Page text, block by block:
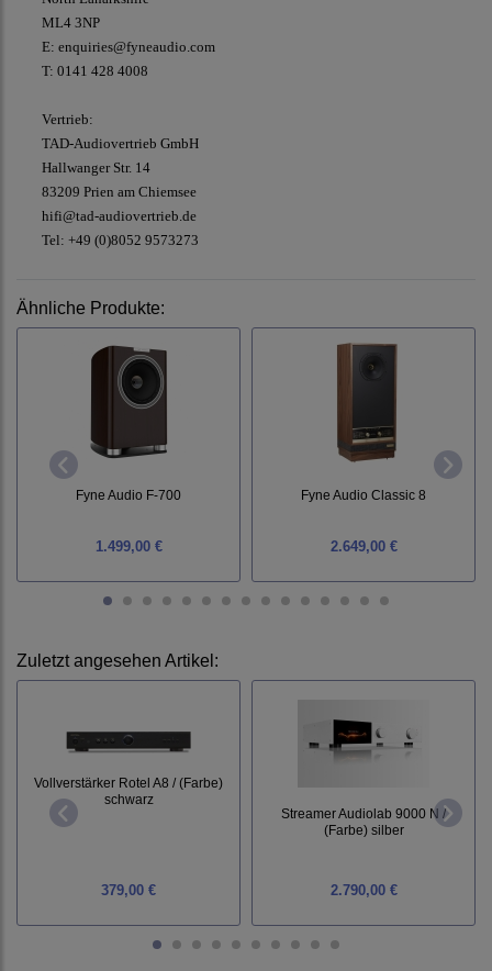
ML4 3NP
E: enquiries@fyneaudio.com
T: 0141 428 4008
Vertrieb:
TAD-Audiovertrieb GmbH
Hallwanger Str. 14
83209 Prien am Chiemsee
hifi@tad-audiovertrieb.de
Tel: +49 (0)8052 9573273
Ähnliche Produkte:
Fyne Audio F-700
1.499,00 €
Fyne Audio Classic 8
2.649,00 €
Zuletzt angesehen Artikel:
Vollverstärker Rotel A8 / (Farbe)
schwarz
379,00 €
Streamer Audiolab 9000 N /
(Farbe) silber
2.790,00 €